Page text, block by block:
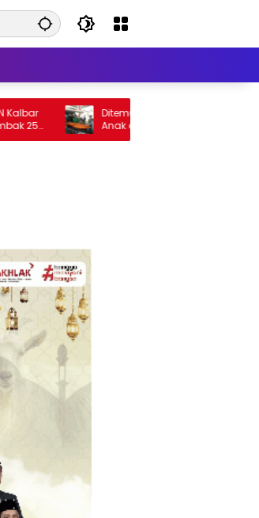
Ditemukan Meninggal Terikat, Ibu dan
Anak di Kuala Behe Landak Diduga
Korban Perampokan